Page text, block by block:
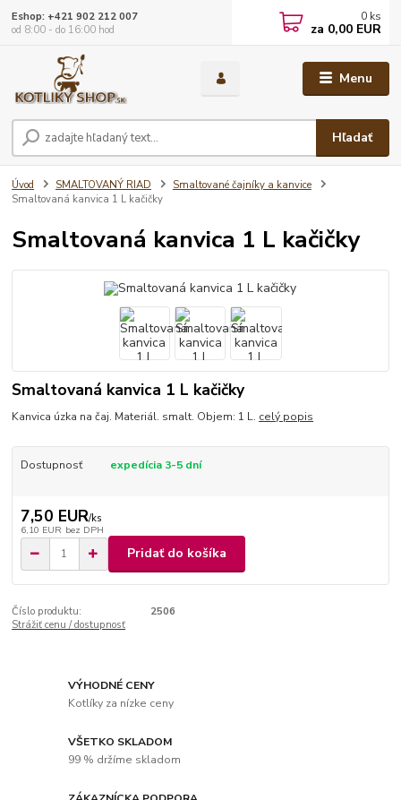
Menu
Hľadať
Eshop: +421 902 212 007
od 8:00 - do 16:00 hod
0 ks
za 0,00 EUR
Úvod SMALTOVANÝ RIAD
Smaltované čajníky a kanvice
Smaltovaná kanvica 1 L kačičky
Smaltovaná kanvica 1 L kačičky
Smaltovaná kanvica 1 L kačičky
Kanvica úzka na čaj. Materiál. smalt. Objem: 1 L. celý popis
Dostupnosť expedícia 3-5 dní
7,50 EUR/ks
6,10 EUR bez DPH
Pridať do košíka
Číslo produktu:
2506
Strážiť cenu / dostupnosť
VÝHODNÉ CENY
Kotlíky za nízke ceny
VŠETKO SKLADOM
99 % držíme skladom